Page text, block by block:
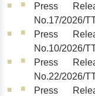
Press
No.17/2026/
Press
No.10/2026/
Press
No.22/2026/
Press